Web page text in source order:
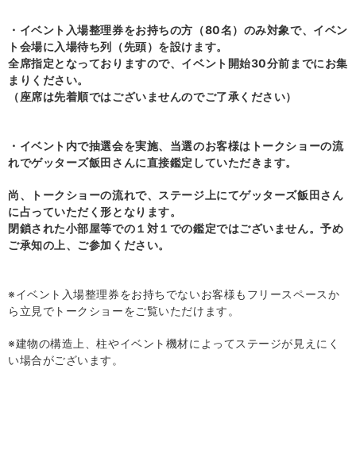
・イベント入場整理券をお持ちの方（80名）のみ対象で、イベン
ト会場に入場待ち列（先頭）を設けます。
全席指定となっておりますので、イベント開始30分前までにお集
まりください。
（座席は先着順ではございませんのでご了承ください）
・イベント内で抽選会を実施、当選のお客様はトークショーの流
れでゲッターズ飯田さんに直接鑑定していただきます。
尚、トークショーの流れで、ステージ上にてゲッターズ飯田さん
に占っていただく形となります。
閉鎖された小部屋等での１対１での鑑定ではございません。予め
ご承知の上、ご参加ください。
※イベント入場整理券をお持ちでないお客様もフリースペースか
ら立見でトークショーをご覧いただけます。
※建物の構造上、柱やイベント機材によってステージが見えにく
い場合がございます。